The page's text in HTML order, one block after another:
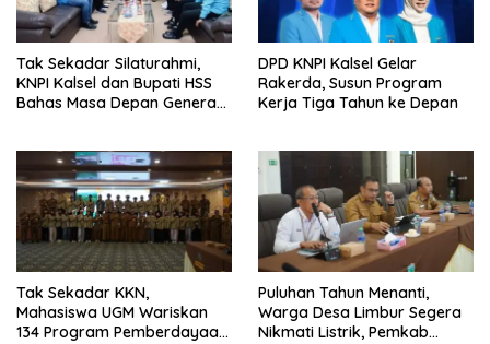
Tak Sekadar Silaturahmi,
KNPI Kalsel dan Bupati HSS
Bahas Masa Depan Generasi
DPD KNPI Kalsel Gelar
Rakerda, Susun Program
Kerja Tiga Tahun ke Depan
Tak Sekadar KKN,
Mahasiswa UGM Wariskan
134 Program Pemberdayaan
Puluhan Tahun Menanti,
Warga Desa Limbur Segera
Nikmati Listrik, Pemkab